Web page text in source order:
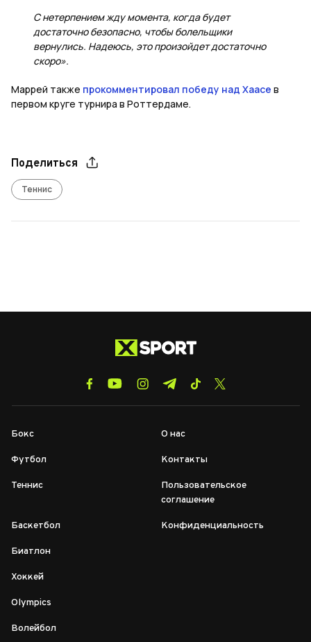
С нетерпением жду момента, когда будет
достаточно безопасно, чтобы болельщики
вернулись. Надеюсь, это произойдет достаточно
скоро».
Маррей также прокомментировал победу над Хаасе в
первом круге турнира в Роттердаме.
Поделиться
Теннис
Бокс
Футбол
Теннис
Баскетбол
Биатлон
Хоккей
Olympics
Волейбол
О нас
Контакты
Пользовательское
соглашение
Конфиденциальность